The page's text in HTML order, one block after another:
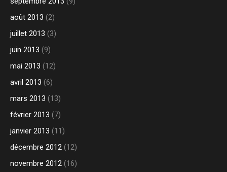
août 2013 (2)
juillet 2013 (3)
juin 2013 (9)
mai 2013 (12)
avril 2013 (6)
mars 2013 (13)
février 2013 (7)
janvier 2013 (11)
décembre 2012 (12)
novembre 2012 (16)